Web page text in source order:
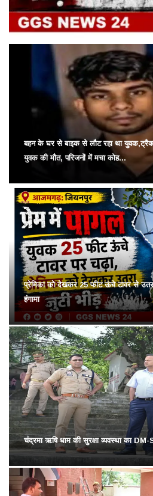
बहन के घर से बाइक से लौट रहा था
युवक की मौत, परिजनों में मचा कोह...
प्रेमिका को देखकर 25 फीट ऊंचे टावर से
हंगामा
चंद्रमा ऋषि धाम की सुरक्षा व्यवस्था का